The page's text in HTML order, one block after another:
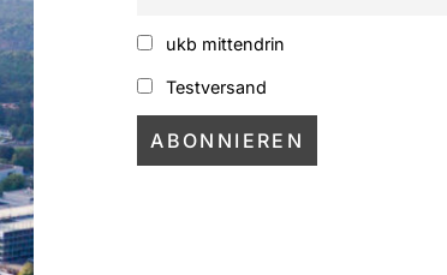
ukb mittendrin
Testversand